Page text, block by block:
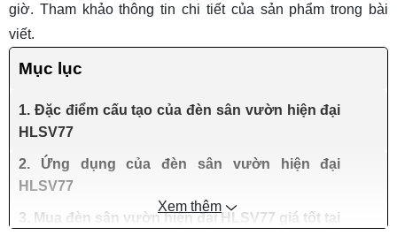
giờ. Tham khảo thông tin chi tiết của sản phẩm trong bài
viết.
Mục lục
1. Đặc điểm cấu tạo của đèn sân vườn hiện đại
HLSV77
2. Ứng dụng của đèn sân vườn hiện đại
HLSV77
3. Mua đèn sân vườn hiện đại HLSV77 giá tốt tại
Xem thêm